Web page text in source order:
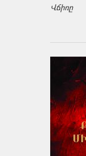
Վճիռը